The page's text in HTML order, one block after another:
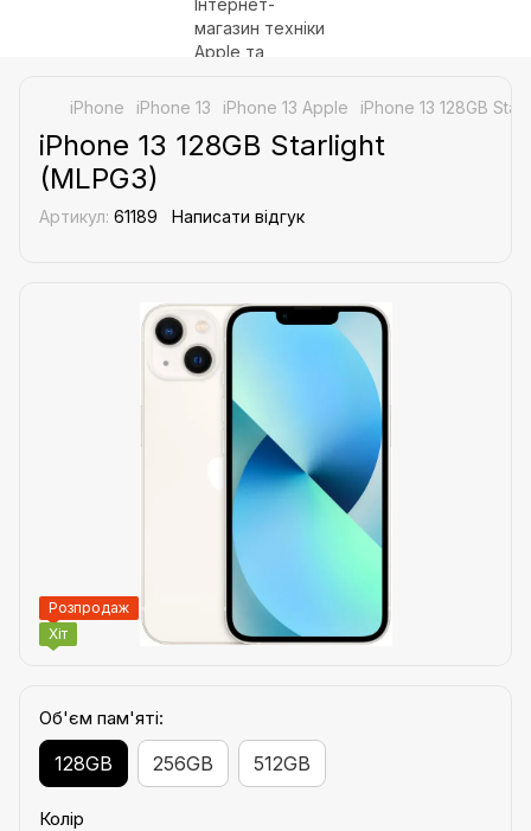
iPhone iPhone 13 iPhone 13 Apple iPhone 13 128GB
iPhone 13 128GB Starlight
(MLPG3)
Артикул: 61189 Написати відгук
Розпродаж
Хіт
Об'єм пам'яті:
128GB 256GB 512GB
Колір